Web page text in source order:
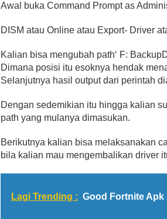
Awal buka Command Prompt as
DISM atau Online atau Export- Driver
Kalian bisa mengubah path‘ F:
Dimana posisi itu esoknya hendak
Selanjutnya hasil output dari perintah
Dengan sedemikian itu hingga kalian
path yang mulanya dimasukan.
Berikutnya kalian bisa melaksanakan
bila kalian mau mengembalikan driver
Lagi Trending : Good Fortnite Apk